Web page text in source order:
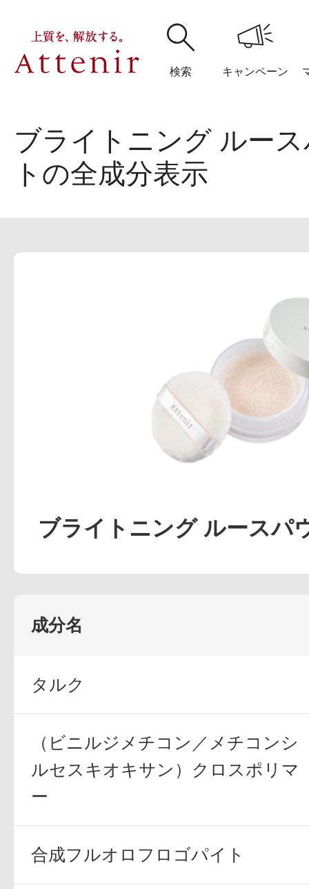
検索 キャンペーン
購入履歴 閲覧履
アテニアの「
ブライトニング ルー
トの全成分表示
ブライトニング ルースパ
成分名
タルク
（ビニルジメチコン／メチコンシ
ルセスキオキサン）クロスポリマ
ー
合成フルオロフロゴパイト